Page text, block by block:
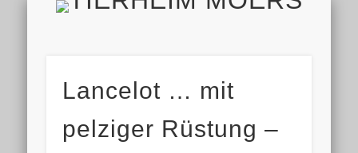
HOME
AKTUELL
ALLE TIERE
HELFEN
TIERHEIM & VEREIN
VIELEN DANK!
IMPRESSUM & DATENSCHUTZ
FINDEFIX
Lancelot … mit
pelziger Rüstung –